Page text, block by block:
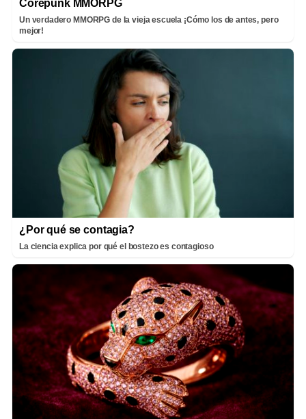
Corepunk MMORPG
Un verdadero MMORPG de la vieja escuela ¡Cómo los de antes, pero
mejor!
¿Por qué se contagia?
La ciencia explica por qué el bostezo es contagioso